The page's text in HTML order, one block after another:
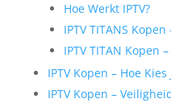
Hoe Werkt IPTV?
IPTV TITANS
IPTV TITAN Kopen
IPTV Kopen – Hoe
IPTV Kopen –